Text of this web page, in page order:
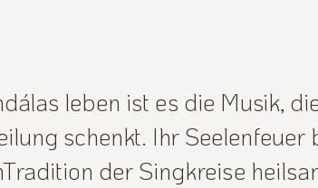
leben ist es die Musik,
schenkt. Ihr
der Singkreise